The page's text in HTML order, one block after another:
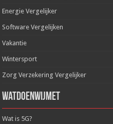
Energie Vergelijker
Software Vergelijken
Vakantie
Wintersport
Zorg Verzekering Vergelijker
WatDoenWijMet
Wat is 5G?